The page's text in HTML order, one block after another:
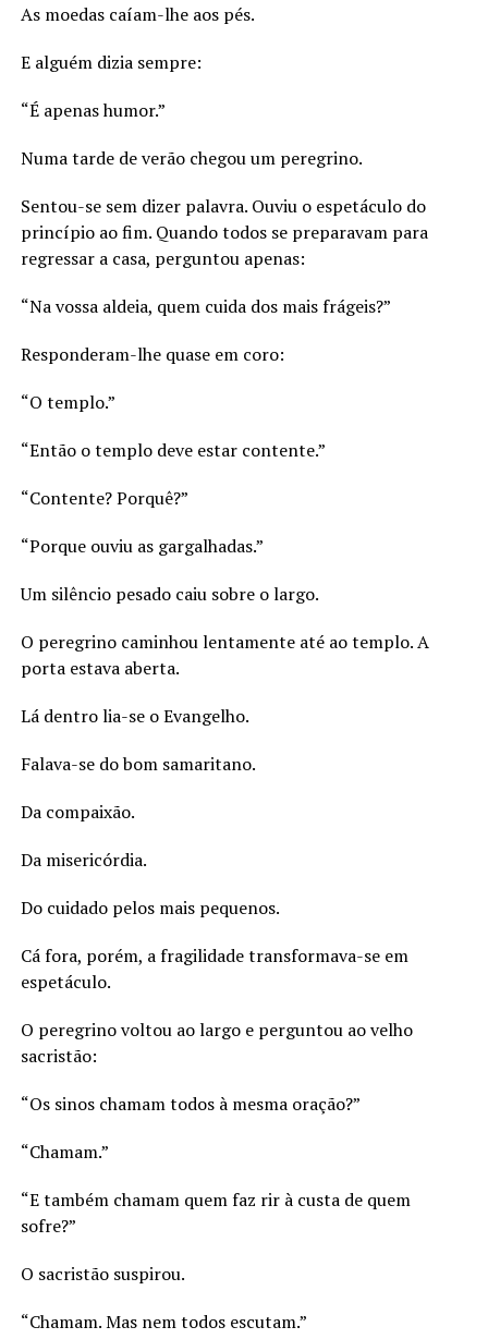
As moedas caíam-lhe aos pés.
E alguém dizia sempre:
“É apenas humor.”
Numa tarde de verão chegou um peregrino.
Sentou-se sem dizer palavra. Ouviu o espetáculo do
princípio ao fim. Quando todos se preparavam para
regressar a casa, perguntou apenas:
“Na vossa aldeia, quem cuida dos mais frágeis?”
Responderam-lhe quase em coro:
“O templo.”
“Então o templo deve estar contente.”
“Contente? Porquê?”
“Porque ouviu as gargalhadas.”
Um silêncio pesado caiu sobre o largo.
O peregrino caminhou lentamente até ao templo. A
porta estava aberta.
Lá dentro lia-se o Evangelho.
Falava-se do bom samaritano.
Da compaixão.
Da misericórdia.
Do cuidado pelos mais pequenos.
Cá fora, porém, a fragilidade transformava-se em
espetáculo.
O peregrino voltou ao largo e perguntou ao velho
sacristão:
“Os sinos chamam todos à mesma oração?”
“Chamam.”
“E também chamam quem faz rir à custa de quem
sofre?”
O sacristão suspirou.
“Chamam. Mas nem todos escutam.”